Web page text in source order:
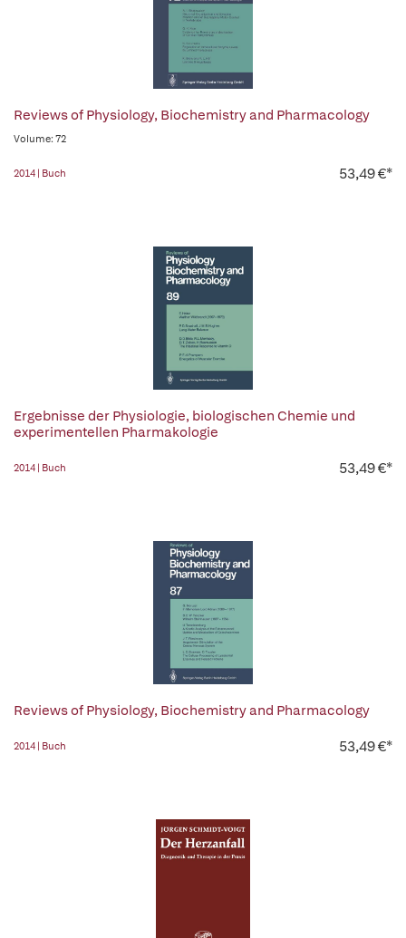
Reviews of Physiology, Biochemistry and Pharmacology
Volume: 72
2014 | Buch 53,49 €*
Ergebnisse der Physiologie, biologischen Chemie und
experimentellen Pharmakologie
2014 | Buch 53,49 €*
Reviews of Physiology, Biochemistry and Pharmacology
2014 | Buch 53,49 €*